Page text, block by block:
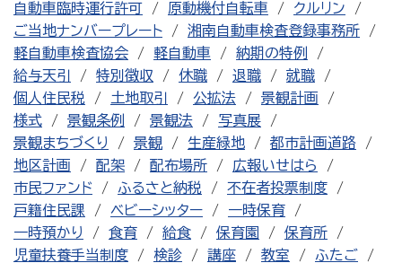
自動車臨時運行許可
原動機付自転車
クルリン
ご当地ナンバープレート
湘南自動車検査登録事務所
軽自動車検査協会
軽自動車
納期の特例
給与天引
特別徴収 休職 退職
就職
個人住民税
土地取引 公拡法
景観計画
様式
景観条例 景観法
写真展
景観まちづくり
景観 生産緑地
都市計画道路
地区計画
配架 配布場所
広報いせはら
市民ファンド
ふるさと納税
不在者投票制度
戸籍住民課
ベビーシッター
一時保育
一時預かり
食育 給食 保育園
保育所
児童扶養手当制度
検診 講座 教室
ふたご